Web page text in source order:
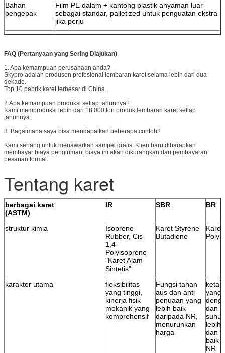
Bahan
pengepak
Film PE dalam + kantong plastik anyaman luar
sebagai standar, palletized untuk penguatan ekstra
jika perlu
Tanda
Pengemasan netral dengan tanda cetak.
pengiriman
Kargo
Ukuran khusus
Kami menyediakan jasa pemotongan untuk ukuran
khusus
tekstil atau bahan lainnya.
FAQ (Pertanyaan yang Sering Diajukan)
1. Apa kemampuan perusahaan anda?
Skypro adalah produsen profesional lembaran karet selama lebih dari dua
dekade.
Top 10 pabrik karet terbesar di China.
2.Apa kemampuan produksi setiap tahunnya?
Kami memproduksi lebih dari 18.000 ton produk lembaran karet setiap
tahunnya.
3. Bagaimana saya bisa mendapatkan beberapa contoh?
Kami senang untuk menawarkan sampel gratis. Klien baru diharapkan
membayar biaya pengiriman, biaya ini akan dikurangkan dari pembayaran
pesanan formal.
Tentang karet
berbagai karet
(ASTM)
IR SBR BR
struktur kimia
Isoprene
Rubber, Cis
1,4-
Polyisoprene
"Karet Alam
Sintetis"
Karet Styrene
Butadiene
Karet
karakter utama
fleksibilitas
yang tinggi,
kinerja fisik
mekanik yang
komprehensif
Fungsi tahan
aus dan anti
penuaan yang
lebih baik
daripada NR,
menurunkan
harga
yang
dan
suhu
lebih
dan
baik
NR